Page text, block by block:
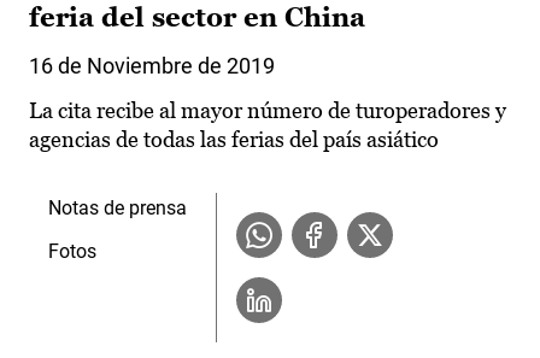
feria del sector en China
16 de Noviembre de 2019
La cita recibe al mayor número de turoperadores y
agencias de todas las ferias del país asiático
Notas de prensa
Fotos